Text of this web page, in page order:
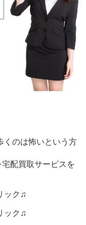
のは怖いという方
配買取サービスを
ック♫
ック♫